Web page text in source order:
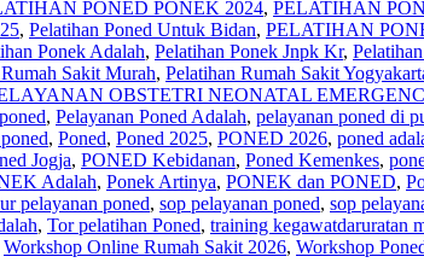
PONED PONEK 2024, PELATIHAN
, Pelatihan Poned Untuk Bidan, PELATIHAN
Ponek Adalah, Pelatihan Ponek Jnpk Kr,
Sakit Murah, Pelatihan Rumah Sakit
OBSTETRI NEONATAL
, Pelayanan Poned Adalah, pelayanan poned di
, Poned, Poned 2025, PONED 2026, poned
Jogja, PONED Kebidanan, Poned Kemenkes,
Adalah, Ponek Artinya, PONEK dan PONED,
pelayanan poned, sop pelayanan poned, sop
, Tor pelatihan Poned, training kegawatdaruratan
Workshop Online Rumah Sakit 2026, Workshop